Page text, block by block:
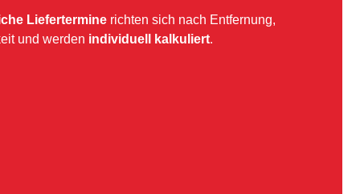
Liefertermine richten sich nach Entfernung,
und werden individuell kalkuliert.